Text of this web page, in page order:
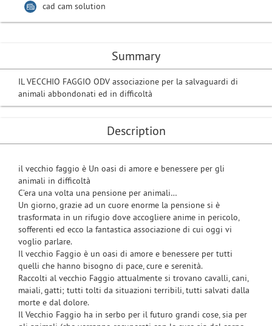
Summary
IL VECCHIO FAGGIO ODV associazione per la salvaguardi di
animali abbondonati ed in difficoltà
Description
il vecchio faggio è Un oasi di amore e benessere per gli
animali in difficoltà
C’era una volta una pensione per animali…
Un giorno, grazie ad un cuore enorme la pensione si è
trasformata in un rifugio dove accogliere anime in pericolo,
sofferenti ed ecco la fantastica associazione di cui oggi vi
voglio parlare.
Il vecchio Faggio è un oasi di amore e benessere per tutti
quelli che hanno bisogno di pace, cure e serenità.
Raccolti al vecchio Faggio attualmente si trovano cavalli, cani,
maiali, gatti; tutti tolti da situazioni terribili, tutti salvati dalla
morte e dal dolore.
Il Vecchio Faggio ha in serbo per il futuro grandi cose, sia per
cad cam solution